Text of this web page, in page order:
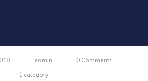
admin
0 Comments
1 category